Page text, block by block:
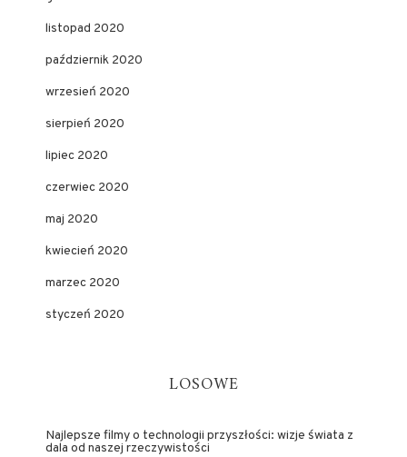
listopad 2020
październik 2020
wrzesień 2020
sierpień 2020
lipiec 2020
czerwiec 2020
maj 2020
kwiecień 2020
marzec 2020
styczeń 2020
LOSOWE
Najlepsze filmy o technologii przyszłości: wizje świata z
dala od naszej rzeczywistości